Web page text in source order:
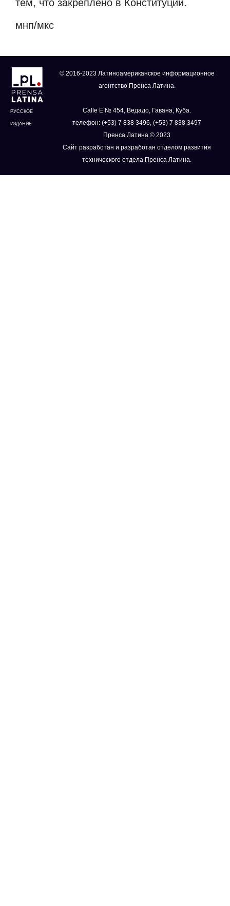
тем, что закреплено в Конституции.
мнп/мкс
РУССКОЕ
ИЗДАНИЕ
© 2016-2023 Латиноамериканское информационное
агентство Пренса Латина.
Calle E № 454, Ведадо, Гавана, Куба.
телефон: (+53) 7 838 3496, (+53) 7 838 3497
Пренса Латина © 2023
Сайт разработан и разработан отделом развития
технического отдела Пренса Латина.